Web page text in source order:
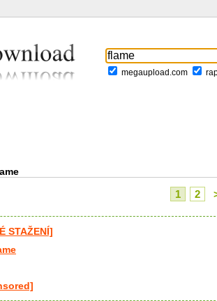
megaupload.com
1 2
STAŽENÍ]